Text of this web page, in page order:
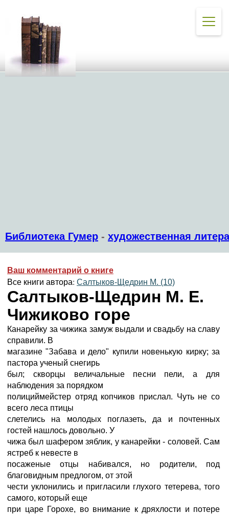
Библиотека Гумер - художественная
Ваш комментарий о книге
Все книги автора: Салтыков-Щедрин М. (10)
Салтыков-Щедрин М. Е.
Чижиково горе
Канарейку за чижика замуж выдали и свадьбу на славу
справили. В
магазине "Забава и дело" купили новенькую кирку; за
пастора ученый снегирь
был; скворцы величальные песни пели, а для
наблюдения за порядком
полициймейстер отряд копчиков прислал. Чуть не со
всего леса птицы
слетелись на молодых поглазеть, да и почтенных
гостей нашлось довольно. У
чижа был шафером зяблик, у канарейки - соловей. Сам
ястреб к невесте в
посаженые отцы набивался, но родители, под
благовидным предлогом, от этой
чести уклонились и пригласили глухого тетерева, того
самого, который еще
при царе Горохе, во внимание к дряхлости и потере